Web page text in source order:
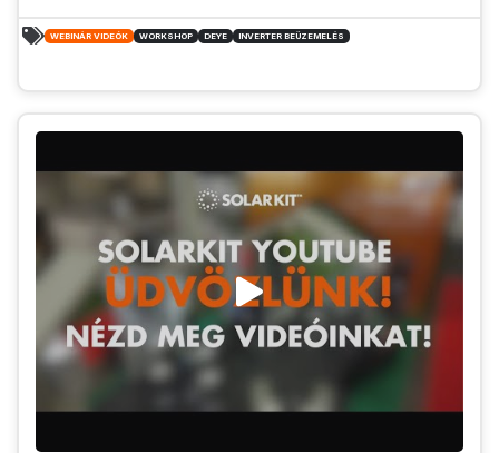
WEBINÁR VIDEÓK WORKSHOP DEYE INVERTER BEÜZEMELÉS